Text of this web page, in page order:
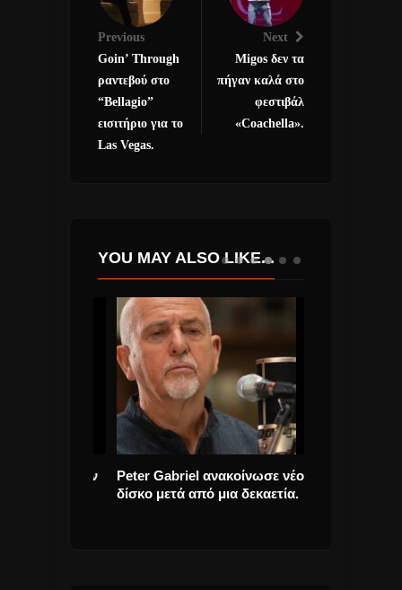
Previous
Goin’ Through
ραντεβού στο
“Bellagio”
εισιτήριο για το
Las Vegas.
Next
Migos δεν τα
πήγαν καλά στο
φεστιβάλ
«Coachella».
YOU MAY ALSO LIKE...
Peter Gabriel ανακοίνωσε νέο
δίσκο μετά από μια δεκαετία.